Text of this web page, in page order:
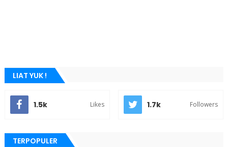
LIAT YUK !
1.5k Likes 1.7k Followers
TERPOPULER